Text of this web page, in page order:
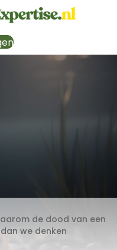
de dood van een
we denken